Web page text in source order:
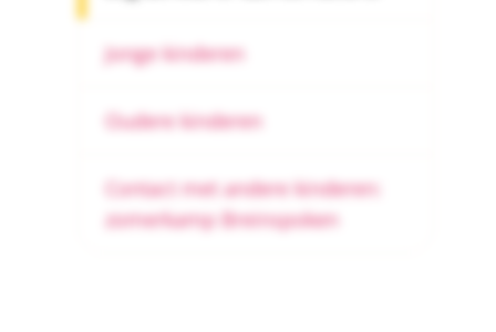
Jonge kinderen
Oudere kinderen
Contact met andere kinderen:
zomerkamp Breinspoken